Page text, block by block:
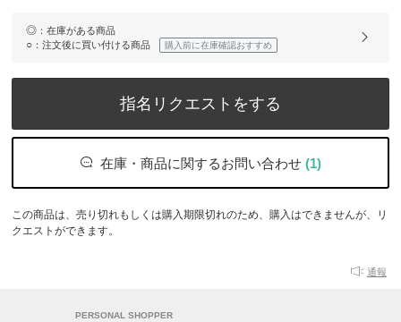
◎ ：在庫がある商品
○ ：注文後に買い付ける商品 購入前に在庫確認おすすめ
指名リクエストをする
在庫・商品に関するお問い合わせ (1)
この商品は、売り切れもしくは購入期限切れのため、購入はできませんが、リ
クエストができます。
通報
PERSONAL SHOPPER